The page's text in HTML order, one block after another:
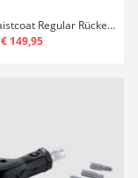
AEGI:S Waistcoat Regular Rückenprotektor
€ 149,95